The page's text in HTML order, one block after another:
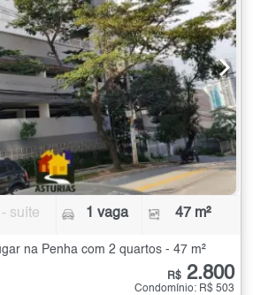
- suíte 1 vaga 47 m²
na Penha com 2 quartos - 47 m²
R$ 2.800
Condomínio: R$ 503